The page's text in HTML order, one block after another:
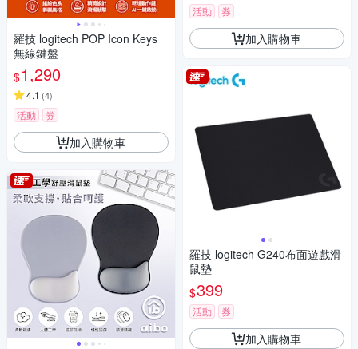
羅技 logitech POP Icon Keys
無線鍵盤
$1,290
4.1 (4)
活動 券
加入購物車
活動 券
加入購物車
羅技 logitech G240布面遊戲滑
鼠墊
$399
活動 券
加入購物車